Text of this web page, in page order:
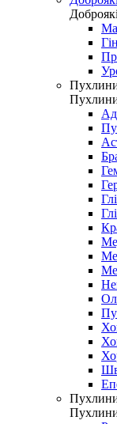
Пухлини
Пухлини
Пухлини
Пухлини